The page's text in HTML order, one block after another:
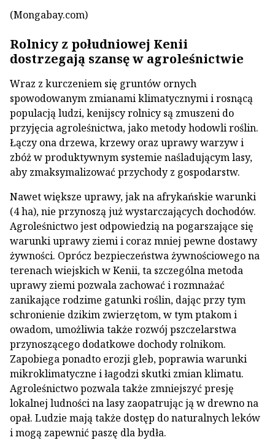
(Mongabay.com)
Rolnicy z południowej Kenii
dostrzegają szansę w agroleśnictwie
Wraz z kurczeniem się gruntów ornych
spowodowanym zmianami klimatycznymi i rosnącą
populacją ludzi, kenijscy rolnicy są zmuszeni do
przyjęcia agroleśnictwa, jako metody hodowli roślin.
Łączy ona drzewa, krzewy oraz uprawy warzyw i
zbóż w produktywnym systemie naśladującym lasy,
aby zmaksymalizować przychody z gospodarstw.
Nawet większe uprawy, jak na afrykańskie warunki
(4 ha), nie przynoszą już wystarczających dochodów.
Agroleśnictwo jest odpowiedzią na pogarszające się
warunki uprawy ziemi i coraz mniej pewne dostawy
żywności. Oprócz bezpieczeństwa żywnościowego na
terenach wiejskich w Kenii, ta szczególna metoda
uprawy ziemi pozwala zachować i rozmnażać
zanikające rodzime gatunki roślin, dając przy tym
schronienie dzikim zwierzętom, w tym ptakom i
owadom, umożliwia także rozwój pszczelarstwa
przynoszącego dodatkowe dochody rolnikom.
Zapobiega ponadto erozji gleb, poprawia warunki
mikroklimatyczne i łagodzi skutki zmian klimatu.
Agroleśnictwo pozwala także zmniejszyć presję
lokalnej ludności na lasy zaopatrując ją w drewno na
opał. Ludzie mają także dostęp do naturalnych leków
i mogą zapewnić paszę dla bydła.